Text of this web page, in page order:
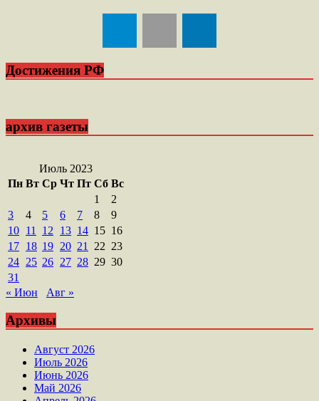
Достижения РФ
архив газеты
Июль 2023
Пн Вт Ср Чт Пт Сб Вс
1
2
3
4 5 6 7 8
9
10 11 12 13 14 15 16
17 18 19 20 21 22 23
24 25 26 27 28 29 30
31
« Июн
Авг »
Архивы
Август 2026
Июль 2026
Июнь 2026
Май 2026